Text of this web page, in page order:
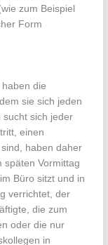
zum Beispiel
Form
die
sie sich jeden
sucht sich jeder
einen
haben daher
späten Vormittag
Büro sitzt und in
verrichtet, der
die zum
oder die nur
in